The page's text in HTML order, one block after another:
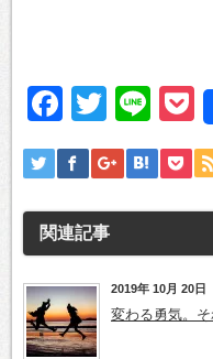
Facebook
Twitter
Line
関連記事
2019年 10月 20日
変わる勇気。